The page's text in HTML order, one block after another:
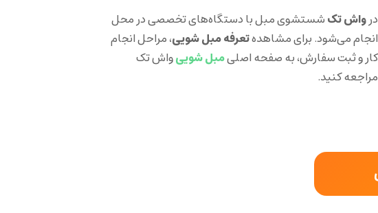
درواش تکشستشوی مبل با دستگاه‌های تخصصی در محل
انجام می‌شود. برای مشاهدهتعرفه مبل شویی، مراحل انجام
کار و ثبت سفارش، به صفحه اصلیمبل شوییواش تک
مراجعه کنید.